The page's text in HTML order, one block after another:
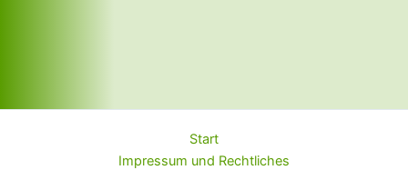
Start
Impressum und Rechtliches